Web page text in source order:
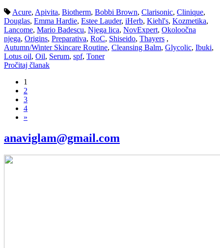
Acure, Apivita, Biotherm, Bobbi Brown, Clarisonic, Clinique,
Douglas, Emma Hardie, Estee Lauder, iHerb, Kiehl's, Kozmetika,
Lancome, Mario Badescu, Njega lica, NovExpert, Okoloočna
njega, Origins, Preparativa, RoC, Shiseido, Thayers ,
Autumn/Winter Skincare Routine, Cleansing Balm, Glycolic, Ibuki,
Lotus oil, Oil, Serum, spf, Toner
Pročitaj članak
1
2
3
4
»
anaviglam@gmail.com